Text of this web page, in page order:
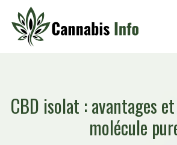
CBD isolat : avantages
molécule